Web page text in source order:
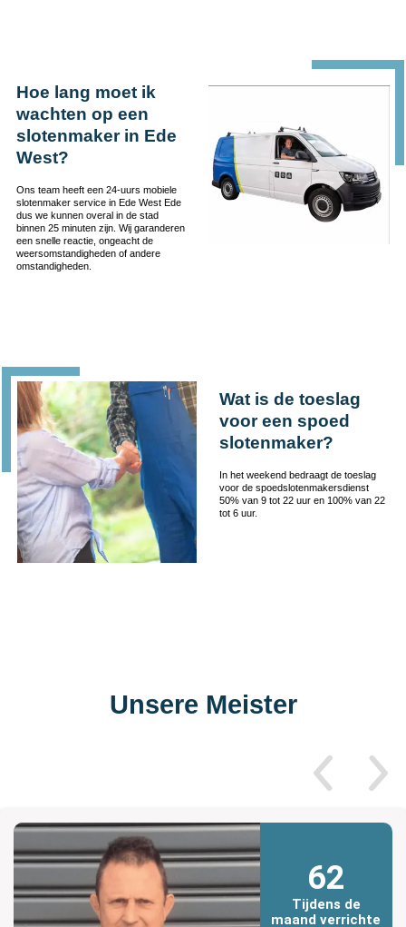
Hoe lang moet ik
wachten op een
slotenmaker in Ede
West?
Ons team heeft een 24-uurs mobiele
slotenmaker service in Ede West Ede
dus we kunnen overal in de stad
binnen 25 minuten zijn. Wij garanderen
een snelle reactie, ongeacht de
weersomstandigheden of andere
omstandigheden.
Wat is de toeslag
voor een spoed
slotenmaker?
In het weekend bedraagt de toeslag
voor de spoedslotenmakersdienst
50% van 9 tot 22 uur en 100% van 22
tot 6 uur.
Unsere Meister
62
Tijdens de
maand verrichte